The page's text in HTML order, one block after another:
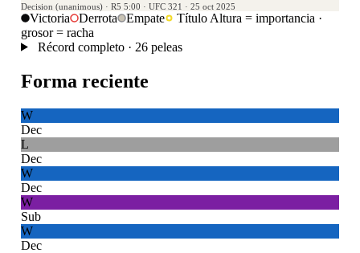
Decision (unanimous) · R5 5:00 · UFC 321 · 25 oct 2025
Victoria Derrota Empate Título Altura = importancia ·
grosor = racha
Récord completo · 26 peleas
Forma reciente
W
Dec
L
Dec
W
Dec
W
Sub
W
Dec